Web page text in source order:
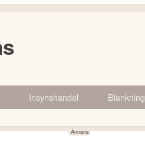
Insynshandel Blankning